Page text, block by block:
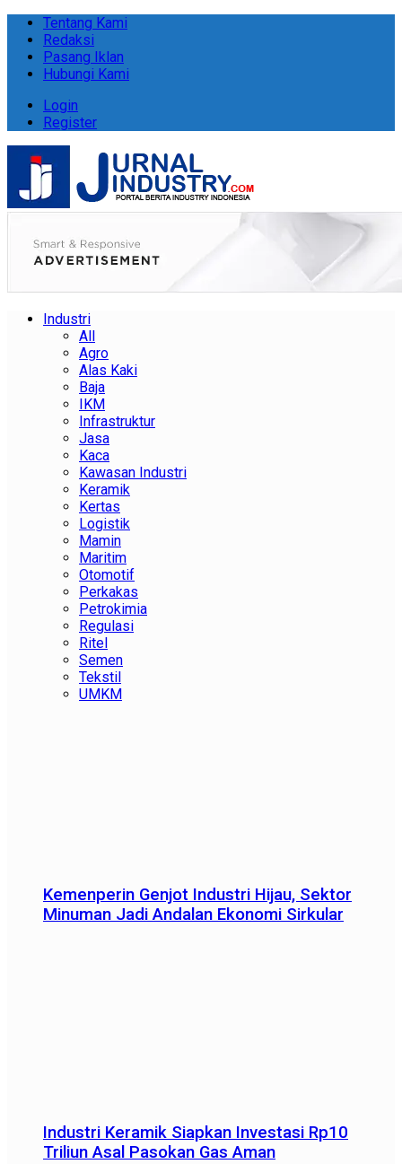
Tentang Kami
Redaksi
Pasang Iklan
Hubungi Kami
Login
Register
Industri
All
Agro
Alas Kaki
Baja
IKM
Infrastruktur
Jasa
Kaca
Kawasan Industri
Keramik
Kertas
Logistik
Mamin
Maritim
Otomotif
Perkakas
Petrokimia
Regulasi
Ritel
Semen
Tekstil
UMKM
Kemenperin Genjot Industri Hijau, Sektor
Minuman Jadi Andalan Ekonomi Sirkular
Industri Keramik Siapkan Investasi Rp10
Triliun Asal Pasokan Gas Aman